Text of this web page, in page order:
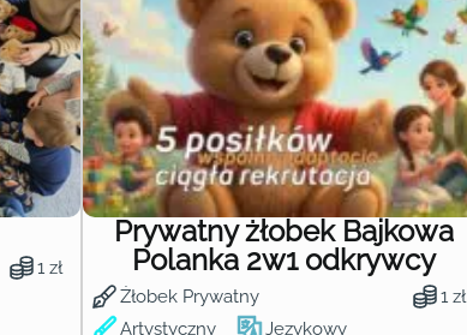
1 zł
Prywatny żłobek Bajkowa
Polanka 2w1 odkrywcy
Żłobek Prywatny 1 zł
Artystyczny
Językowy